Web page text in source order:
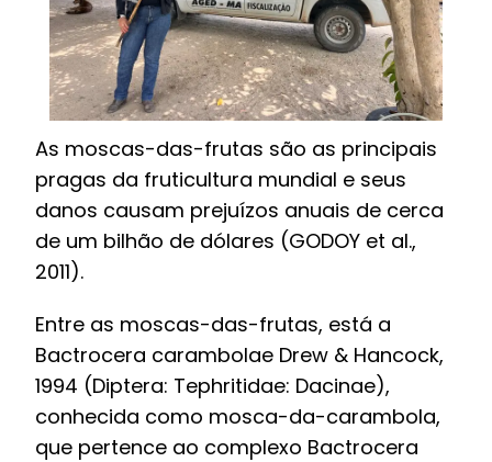
As moscas-das-frutas são as principais
pragas da fruticultura mundial e seus
danos causam prejuízos anuais de cerca
de um bilhão de dólares (GODOY et al.,
2011).
Entre as moscas-das-frutas, está a
Bactrocera carambolae Drew & Hancock,
1994 (Diptera: Tephritidae: Dacinae),
conhecida como mosca-da-carambola,
que pertence ao complexo Bactrocera